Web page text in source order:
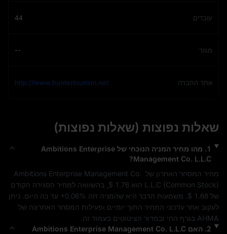
עובדים 44
מגזר --
אתר החברה http://www.huntertourism.net
שאלות נפוצות (שאלות נפוצות)
1
. מהו מחיר המניה הנוכחי של Ambitions Enterprise
Management Co. L.L.C
?
מחיר המסחר האחרון של
Ambitions Enterprise Management Co.
L.L.C (Common Stock) הוא $ 1.76
של $ 1.68 . משמעות הדבר היא שהמניה זזה +0.06%
לעקוב אחר עדכוני המחיר התוך יומיים ופעילות המסחר האחרונה של
AHMA בגרף החי ובמדור הציטוטים בעמוד זה.
2
. האם Ambitions Enterprise Management Co. L.L.C